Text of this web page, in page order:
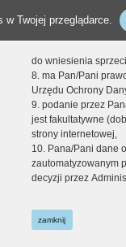
Twojej przeglądarce.
do wniesienia
8. ma Pan/Pani
Urzędu Ochrony
9. podanie przez
jest fakultatywne
strony internetowej,
10. Pana/Pani dane
zautomatyzowanym
decyzji przez
zamknij